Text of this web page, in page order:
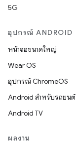
5G
อุปกรณ์ ANDROID
หน้าจอขนาดใหญ่
Wear OS
อุปกรณ์ ChromeOS
Android สำหรับรถยนต์
Android TV
ผลงาน